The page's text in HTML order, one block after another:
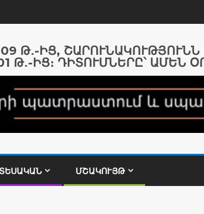
Թ․-ԻՑ, ՇԱՐՈՒՆԱԿՈՒԹՅՈՒՆՆ
Թ․-ԻՑ։ ԴԻՏՈՒՄՆԵՐԸ՝ ԱՄԵՆ
ՄՇԱԿՈՒՅԹ